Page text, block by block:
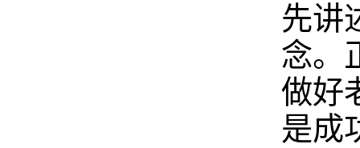
先讲
念。
做好
是成